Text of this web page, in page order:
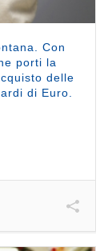
Con
porti la
delle
di Euro.